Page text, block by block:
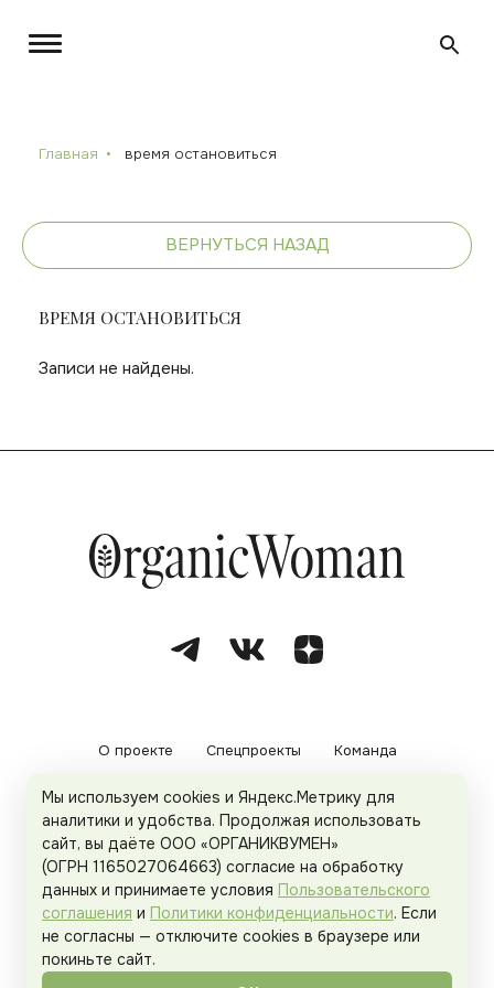
Главная время остановиться
ВЕРНУТЬСЯ НАЗАД
ВРЕМЯ ОСТАНОВИТЬСЯ
Записи не найдены.
О проекте Спецпроекты Команда
Рекламодателям Политика конфиденциальности
Пользовательское соглашение
Organicwoman.ru . Все права защищены.
Мы используем cookies и Яндекс.Метрику для
аналитики и удобства. Продолжая использовать
сайт, вы даёте ООО «ОРГАНИКВУМЕН»
(ОГРН 1165027064663) согласие на обработку
данных и принимаете условия Пользовательского
соглашения и Политики конфиденциальности. Если
не согласны — отключите cookies в браузере или
покиньте сайт.